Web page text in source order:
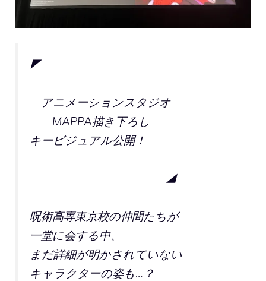
◤
アニメーションスタジオ
MAPPA描き下ろし
キービジュアル公開！
◢
呪術高専東京校の仲間たちが
一堂に会する中、
まだ詳細が明かされていない
キャラクターの姿も…？